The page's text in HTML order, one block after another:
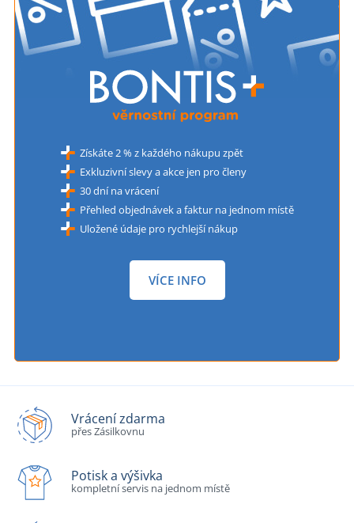
Získáte 2 % z každého nákupu zpět
Exkluzivní slevy a akce jen pro členy
30 dní na vrácení
Přehled objednávek a faktur na jednom místě
Uložené údaje pro rychlejší nákup
VÍCE INFO
Vrácení zdarma
přes Zásilkovnu
Potisk a výšivka
kompletní servis na jednom místě